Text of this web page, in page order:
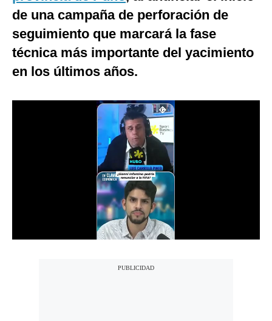
Mix
G de Gestión
Somos?
de una campaña de perforación de
seguimiento que marcará la fase
técnica más importante del yacimiento
en los últimos años.